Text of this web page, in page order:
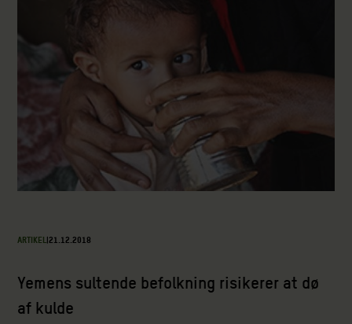
ARTIKEL|21.12.2018
Yemens sultende befolkning risikerer at dø
af kulde